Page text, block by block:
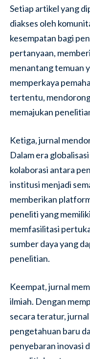
Setiap artikel yang
diakses oleh
kesempatan bagi
pertanyaan,
menantang temuan
memperkaya
tertentu,
memajukan
Ketiga, jurnal
Dalam era
kolaborasi antara
institusi menjadi
memberikan
peneliti yang
memfasilitasi
sumber daya yang
penelitian.
Keempat, jurnal
ilmiah. Dengan
secara teratur,
pengetahuan baru
penyebaran inovasi